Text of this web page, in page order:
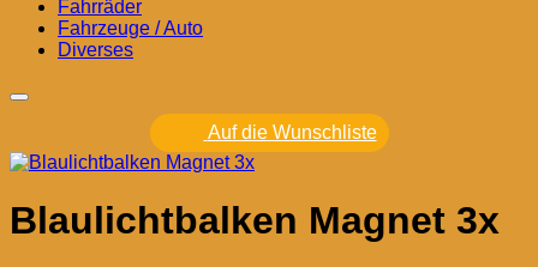
Fahrräder
Fahrzeuge / Auto
Diverses
Auf die Wunschliste
Blaulichtbalken Magnet 3x